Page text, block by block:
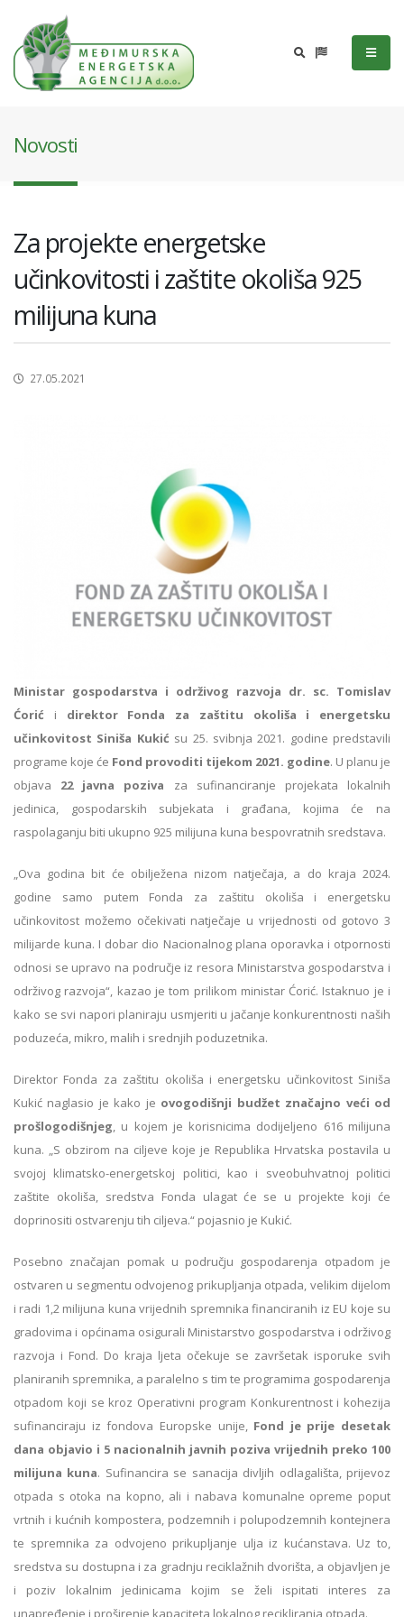
Novosti
Za projekte energetske
učinkovitosti i zaštite okoliša 925
milijuna kuna
27.05.2021
Ministar gospodarstva i održivog razvoja dr. sc. Tomislav
Ćorić i direktor Fonda za zaštitu okoliša i energetsku
učinkovitost Siniša Kukić su 25. svibnja 2021. godine predstavili
programe koje će Fond provoditi tijekom 2021. godine. U planu je
objava 22 javna poziva za sufinanciranje projekata lokalnih
jedinica, gospodarskih subjekata i građana, kojima će na
raspolaganju biti ukupno 925 milijuna kuna bespovratnih sredstava.
„Ova godina bit će obilježena nizom natječaja, a do kraja 2024.
godine samo putem Fonda za zaštitu okoliša i energetsku
učinkovitost možemo očekivati natječaje u vrijednosti od gotovo 3
milijarde kuna. I dobar dio Nacionalnog plana oporavka i otpornosti
odnosi se upravo na područje iz resora Ministarstva gospodarstva i
održivog razvoja“, kazao je tom prilikom ministar Ćorić. Istaknuo je i
kako se svi napori planiraju usmjeriti u jačanje konkurentnosti naših
poduzeća, mikro, malih i srednjih poduzetnika.
Direktor Fonda za zaštitu okoliša i energetsku učinkovitost Siniša
Kukić naglasio je kako je ovogodišnji budžet značajno veći od
prošlogodišnjeg , u kojem je korisnicima dodijeljeno 616 milijuna
kuna. „S obzirom na ciljeve koje je Republika Hrvatska postavila u
svojoj klimatsko-energetskoj politici, kao i sveobuhvatnoj politici
zaštite okoliša, sredstva Fonda ulagat će se u projekte koji će
doprinositi ostvarenju tih ciljeva.“ pojasnio je Kukić.
Posebno značajan pomak u području gospodarenja otpadom je
ostvaren u segmentu odvojenog prikupljanja otpada, velikim dijelom
i radi 1,2 milijuna kuna vrijednih spremnika financiranih iz EU koje su
gradovima i općinama osigurali Ministarstvo gospodarstva i održivog
razvoja i Fond. Do kraja ljeta očekuje se završetak isporuke svih
planiranih spremnika, a paralelno s tim te programima gospodarenja
otpadom koji se kroz Operativni program Konkurentnost i kohezija
sufinanciraju iz fondova Europske unije, Fond je prije desetak
dana objavio i 5 nacionalnih javnih poziva vrijednih preko 100
milijuna kuna. Sufinancira se sanacija divljih odlagališta, prijevoz
otpada s otoka na kopno, ali i nabava komunalne opreme poput
vrtnih i kućnih kompostera, podzemnih i polupodzemnih kontejnera
te spremnika za odvojeno prikupljanje ulja iz kućanstava. Uz to,
sredstva su dostupna i za gradnju reciklažnih dvorišta, a objavljen je
i poziv lokalnim jedinicama kojim se želi ispitati interes za
unapređenje i proširenje kapaciteta lokalnog recikliranja otpada.